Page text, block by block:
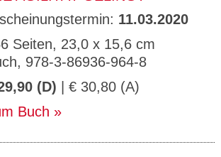
11.03.2020
Seiten, 23,0 x 15,6 cm
978-3-86936-964-8
(D) | € 30,80 (A)
Buch